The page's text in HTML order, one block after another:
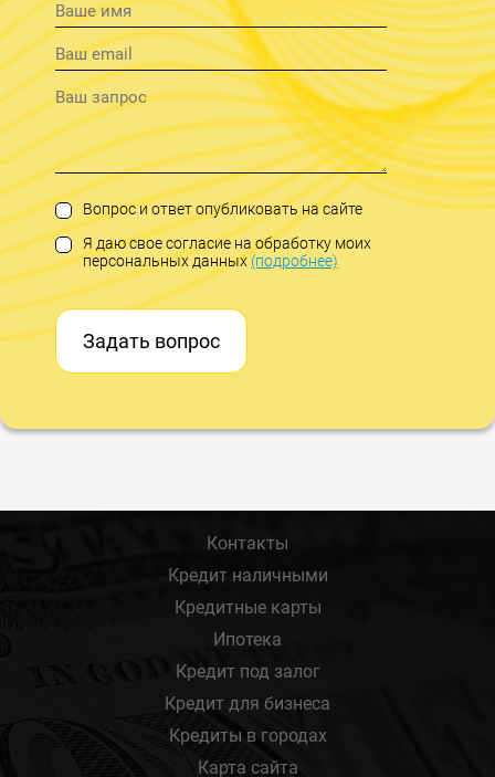
Вопрос и ответ опубликовать на сайте
Я даю свое согласие на обработку моих
персональных данных(подробнее)
Задать вопрос
Контакты
Кредит наличными
Кредитные карты
Ипотека
Кредит под залог
Кредит для бизнеса
Кредиты в городах
Карта сайта